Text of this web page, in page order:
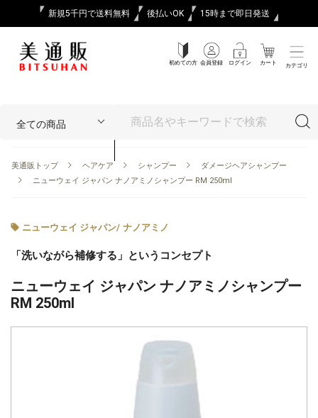
新規5千円で送料無料 後払いOK 15時まで即日発送
初めての方 会員登録 ログイン カート カテゴリ
美通販トップ ヘアケア シャンプー
ダメージヘアシャンプー
ニューウェイ ジャパン ナノアミノシャンプー RM 250ml
ニューウェイ ジャパン/ ナノアミノ
「洗いながら補修する」というコンセプト
ニューウェイ ジャパン ナノアミノシャンプー
RM 250ml